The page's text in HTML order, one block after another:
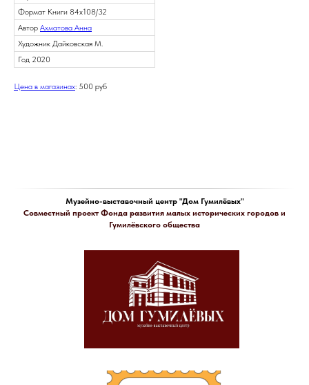
Формат Книги 84х108/32
Автор Ахматова Анна
Художник Дайковская М.
Год 2020
Цена в магазинах: 500 руб
Музейно-выставочный центр "Дом Гумилёвых"
Совместный проект Фонда развития малых исторических городов и
Гумилёвского общества